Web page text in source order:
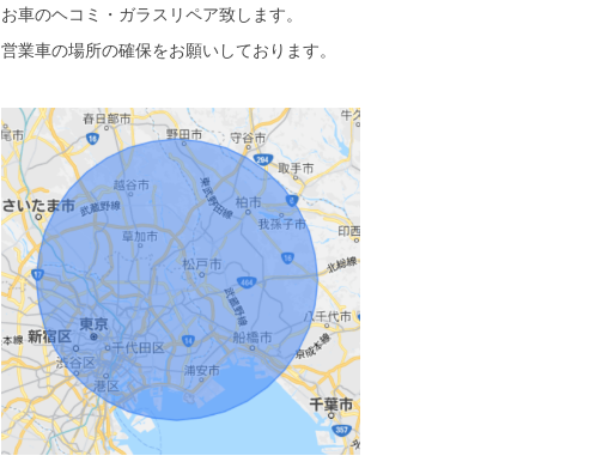
お車のヘコミ・ガラスリペア致します。
営業車の場所の確保をお願いしております。